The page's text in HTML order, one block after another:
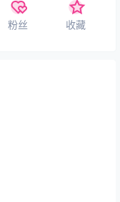
粉丝 收藏